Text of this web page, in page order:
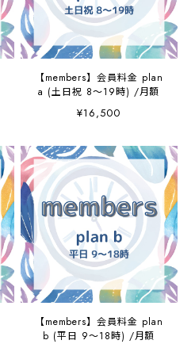
【members】会員料金 plan
a (土日祝 8～19時) /月額
¥16,500
【members】会員料金 plan
b (平日 9～18時) /月額